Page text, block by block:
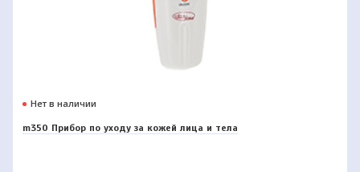
Нет в наличии
m350 Прибор по уходу за кожей лица и тела